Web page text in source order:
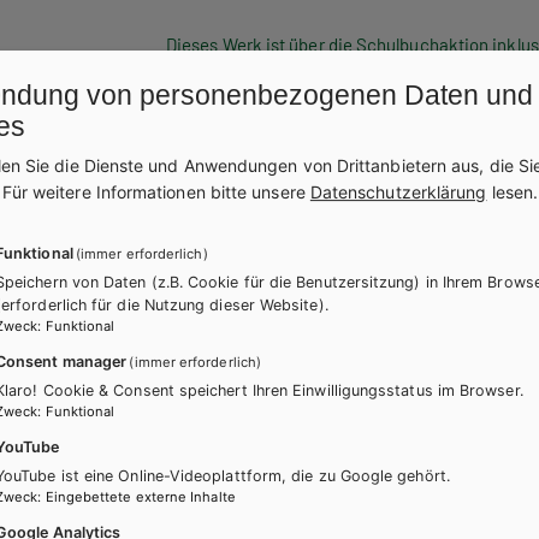
Dieses Werk ist über die Schulbuchaktion
Bei Bestellung unter der entsprechenden
sowie interaktives Zusatzmaterial direkt im E-
Mit Ihrem gedruckten Schulbuch erhalten Sie
digi4school.at eingelöst werden. Das E-
WEITERLESEN
Bände dieser
von personenbezogenen Daten und
Sie die Dienste und Anwendungen von Drittanbietern aus, die
Für weitere Informationen bitte unsere Datenschutzerklärung lesen.
(immer erforderlich)
von Daten (z.B. Cookie für die Benutzersitzung) in Ihrem
für die Nutzung dieser Website).
: Funktional
manager (immer erforderlich)
Cookie & Consent speichert Ihren Einwilligungsstatus im Browser.
: Funktional
ist eine Online-Videoplattform, die zu Google gehört.
: Eingebettete externe Inhalte
Analytics